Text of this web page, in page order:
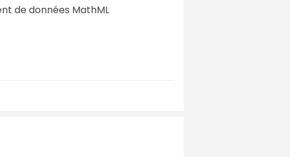
de données MathML